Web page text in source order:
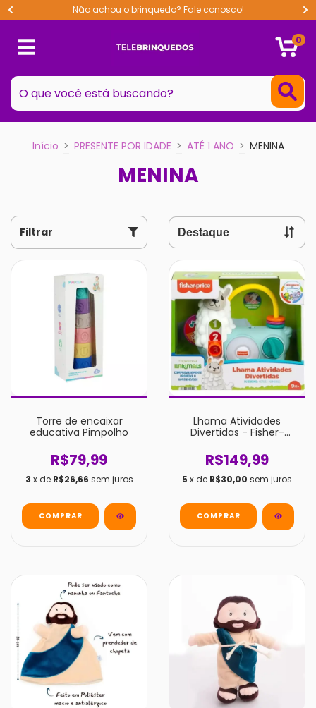
Não achou o brinquedo? Fale conosco!
0
Início > PRESENTE POR IDADE > ATÉ 1 ANO > MENINA
MENINA
Filtrar
Torre de encaixar
educativa Pimpolho
R$79,99
3 x de R$26,66 sem juros
Lhama Atividades
Divertidas - Fisher-
R$149,99
5 x de R$30,00 sem juros